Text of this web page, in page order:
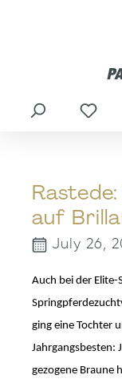
auf
July 26,
Auch bei der Elite-
ging eine Tochter
Jahrgangsbesten:
gezogene Braune